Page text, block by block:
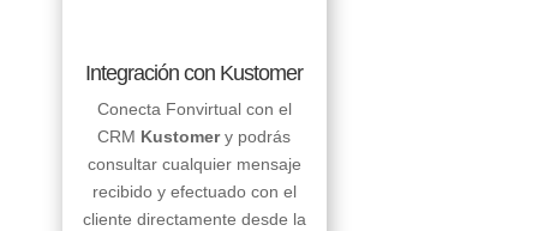
Integración con Kustomer
Conecta Fonvirtual con el
CRM Kustomery podrás
consultar cualquier mensaje
recibido y efectuado con el
cliente directamente desde la